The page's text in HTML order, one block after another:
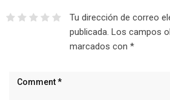
Tu dirección de correo
publicada. Los campos
marcados con *